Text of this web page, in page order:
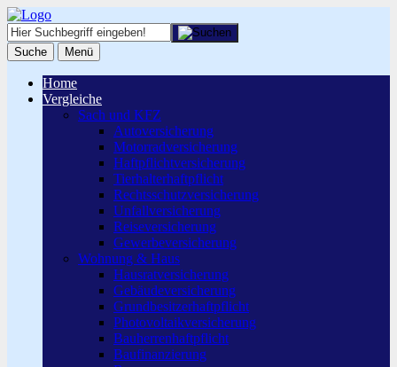
Suche Menü
Home
Vergleiche
Sach und KFZ
Autoversicherung
Motorradversicherung
Haftpflichtversicherung
Tierhalterhaftpflicht
Rechtsschutzversicherung
Unfallversicherung
Reiseversicherung
Gewerbeversicherung
Wohnung & Haus
Hausratversicherung
Gebäudeversicherung
Grundbesitzerhaftpflicht
Photovoltaikversicherung
Bauherrenhaftpflicht
Baufinanzierung